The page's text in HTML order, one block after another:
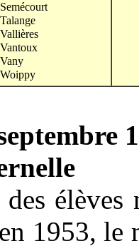
Semécourt
Talange
Vallières
Vantoux
Vany
Woippy
élèves
1953, le